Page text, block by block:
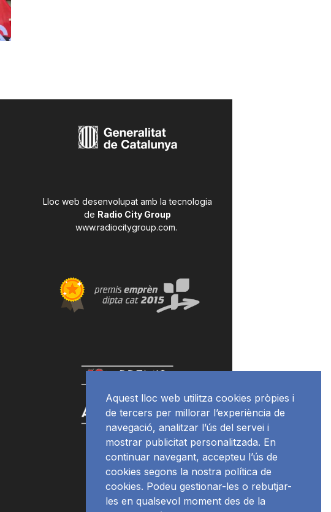
Lloc web desenvolupat amb la tecnologia
de Radio City Group
www.radiocitygroup.com.
Aquest lloc web utilitza cookies pròpies i
de tercers per millorar l’experiència de
navegació, analitzar l’ús del servei i
mostrar publicitat personalitzada. En
continuar navegant, accepteu l’ús de
cookies segons la nostra política de
cookies. Podeu gestionar-les o rebutjar-
les en qualsevol moment des de la